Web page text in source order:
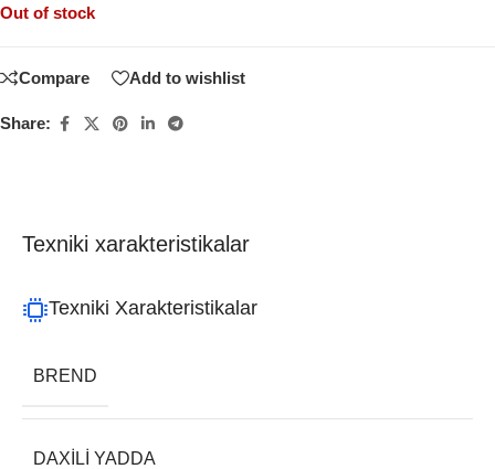
Out of stock
Compare Add to wishlist
Share:
Texniki xarakteristikalar
Texniki Xarakteristikalar
BREND
DAXILI YADDA